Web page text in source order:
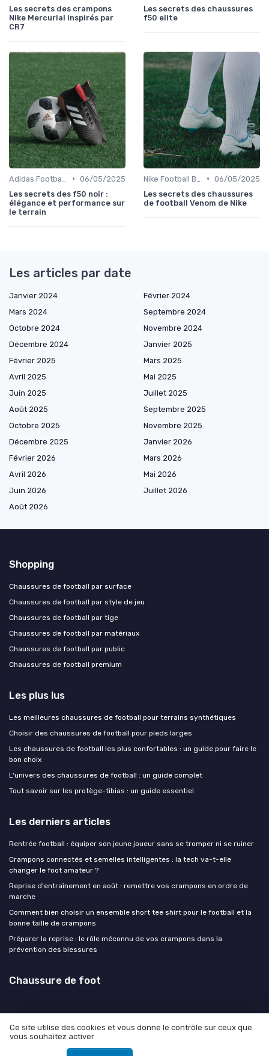
Les secrets des crampons
Nike Mercurial inspirés par
CR7
Les secrets des chaussures
f50 elite
• 06/05/2025
Les secrets des f50 noir :
élégance et performance sur
le terrain
• 06/05/2025
Les secrets des chaussures
de football Venom de Nike
Les articles par date
Janvier 2024
Février 2024
Mars 2024
Septembre 2024
Octobre 2024
Novembre 2024
Décembre 2024
Janvier 2025
Février 2025
Mars 2025
Avril 2025
Mai 2025
Juin 2025
Juillet 2025
Août 2025
Septembre 2025
Octobre 2025
Novembre 2025
Décembre 2025
Janvier 2026
Février 2026
Mars 2026
Avril 2026
Mai 2026
Juin 2026
Juillet 2026
Août 2026
Shopping
Chaussures de football par surface
Chaussures de football par style de jeu
Chaussures de football par tige
Chaussures de football par matériaux
Chaussures de football par public
Chaussures de football premium
Les plus lus
Les meilleures chaussures de football pour terrains synthétiques
Choisir des chaussures de football pour pieds larges
Les chaussures de football les plus confortables : un guide pour faire le
bon choix
L'univers des chaussures de football : un guide complet
Tout savoir sur les protège-tibias : un guide essentiel
Les derniers articles
Rentrée football : équiper son jeune joueur sans se tromper ni se ruiner
Crampons connectés et semelles intelligentes : la tech va-t-elle
changer le foot amateur ?
Reprise d'entraînement en août : remettre vos crampons en ordre de
marche
Comment bien choisir un ensemble short tee shirt pour le football et la
bonne taille de crampons
Préparer la reprise : le rôle méconnu de vos crampons dans la
prévention des blessures
Chaussure de foot
Mentions légales
Ce site utilise des cookies et vous donne le contrôle sur ceux que
vous souhaitez activer